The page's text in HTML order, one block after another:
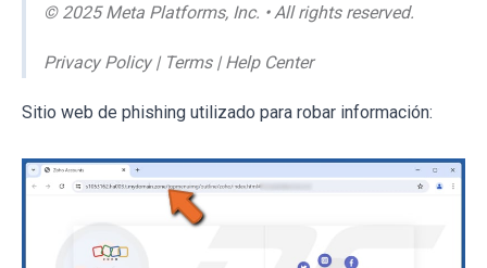
© 2025 Meta Platforms, Inc. • All rights reserved.
Privacy Policy | Terms | Help Center
Sitio web de phishing utilizado para robar información: